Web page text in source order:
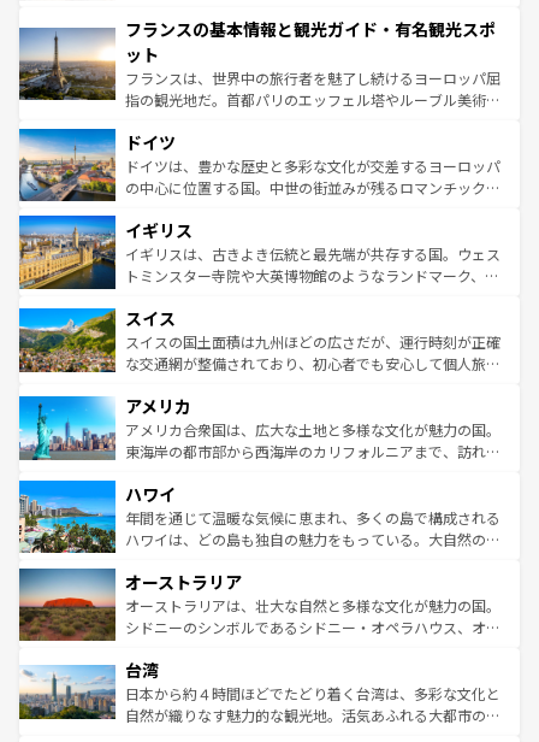
ませてくれるイタリアで、忘れられない旅をしてみよう！
なお、新着のイタリア情報は
しい。
文化が根付くこの国では、情熱的なフラメンコ、熱気あふ
れる闘牛、そして美味しいタパスが生活の一部となってい
る。首都マドリードの洗練された雰囲気や、バルセロナの
アートに溢れた街角から、地方では古代ローマ遺跡や中世
せる。地方によって風土や気候が異なるスペインはその個
性で訪れる人を魅了する。 なお、新着のスペイン情報は コ
ンテンツ一覧を参照してほしい。
フランスの基本情報と観光ガイド・有名観光スポ
ット
フランスは、世界中の旅行者を魅了し続けるヨーロッパ屈
指の観光地だ。首都パリのエッフェル塔やルーブル美術館
で、幅広い魅力が詰まっている。華麗な宮殿、歴史的な大
聖堂、美しいビーチ、そして豊かな自然が、訪れる者を心
から魅了する。また、フランスは美食の国としても知ら
いる。シャンパンの発祥地であるランス、プロヴァンスの
香り高いラベンダー畑など、多彩な楽しみ方が可能だ。さ
らに、パリ以外の地域にも魅力が溢れており、どの街角に
れる地方に足を運ぶとそれぞれで全く異なる文化を体験で
きるだろう。 なお、新着のフランス情報はコンテンツ一覧
を参照してほしい。
ドイツ
ドイツは、豊かな歴史と多彩な文化が交差するヨーロッパ
の中心に位置する国。中世の街並みが残るロマンチック街
顔を持つこの国は、どこを歩いても飽きることがない。ベ
ルリンの文化的活気、バイエルン州のアルプスの絶景、そ
してライン川沿いのワイン畑といった風景は必見。ビール
は、お酒好きな人にはぜひ体験してほしい。 なお、新着の
ドイツ情報はコンテンツ一覧を参照してほしい。
イギリス
イギリスは、古きよき伝統と最先端が共存する国。ウェス
トミンスター寺院や大英博物館のようなランドマーク、歴
リアごとに異なる魅力がある。また、優雅なアフタヌーン
ティー、ビール好きにはたまらない英国パブ、サッカー観
戦など、本場だからこそできる体験も豊富。イギリスを旅
ンツ一覧を参照してほしい。
スイス
スイスの国土面積は九州ほどの広さだが、運行時刻が正確
な交通網が整備されており、初心者でも安心して個人旅行
の建物がそのまま残る町や、スイスならではのユニークな
博物館もあり、アルプス観光だけでなく町歩きも満喫する
ことができる。国民の所得が高いため物価も高いが、旅行
ば市内交通費無料で観光を楽しむこともできる。 なお、新
着のスイス情報はコンテンツ一覧 を参照してほしい。
アメリカ
アメリカ合衆国は、広大な土地と多様な文化が魅力の国。
東海岸の都市部から西海岸のカリフォルニアまで、訪れる
のような巨大都市は、観光、ショッピング、エンターテイ
ンメントが詰まった刺激的なスポットだ。一方、アメリカ
西部には大自然が広がり、グランドキャニオンやイエロー
部のニューオーリンズでは、音楽と美食が融合した独特の
文化が魅力。旅行者はアメリカの各地域で異なる魅力を楽
しみながら、その多様性と豊かな歴史を感じることができ
ならではの贅沢な旅のスタイルだ。 なお、新着のアメリカ
情報はコンテンツ一覧を参照してほしい。
ハワイ
年間を通じて温暖な気候に恵まれ、多くの島で構成される
ハワイは、どの島も独自の魅力をもっている。大自然の神
ワイ島は見逃せない。また、定番の観光地といえばオアフ
島だが、静かな自然を求めるならマウイ島やカウアイ島が
おすすめ。エメラルドグリーンに輝く海をはじめ、豊かな
れるおもてなしの心で訪れる人々を迎えてくれるハワイの
人々、おいしいローカルフードやハワイアンミュージッ
ク、伝統的なフラダンスなど、すべてがハワイの魅力を彩
オーストラリア
オーストラリアは、壮大な自然と多様な文化が魅力の国。
シドニーのシンボルであるシドニー・オペラハウス、オー
リアリーフや大陸中央部にそびえるウルル（エアーズロッ
ク）、タスマニアの美しい原生林やケアンズの熱帯雨林な
ど、見どころがたくさん。また、カフェやワイン、オージ
台湾
日本から約４時間ほどでたどり着く台湾は、多彩な文化と
自然が織りなす魅力的な観光地。活気あふれる大都市の台